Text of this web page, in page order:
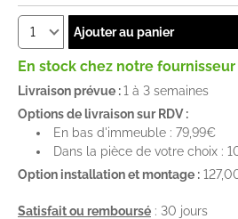
Ajouter au panier
En stock chez notre fournisseur
Livraison prévue :1 à 3 semaines
Options de livraison sur RDV :
En bas d'immeuble : 79,99€
Dans la pièce de votre choix :
Option installation et montage :
Satisfait ou remboursé : 30 jours